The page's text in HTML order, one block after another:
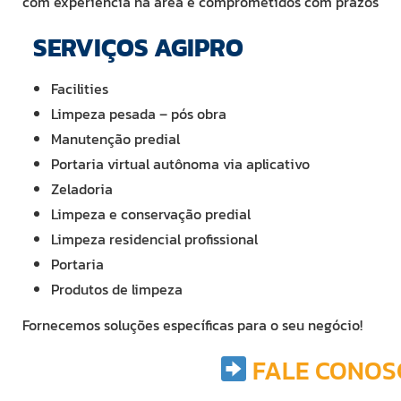
SERVIÇOS AGIPRO
Facilities
Limpeza pesada – pós obra
Manutenção predial
Portaria virtual autônoma via aplicativo
Zeladoria
Limpeza e conservação predial
Limpeza residencial profissional
Portaria
Produtos de limpeza
Fornecemos soluções específicas para o seu negócio!
FALE